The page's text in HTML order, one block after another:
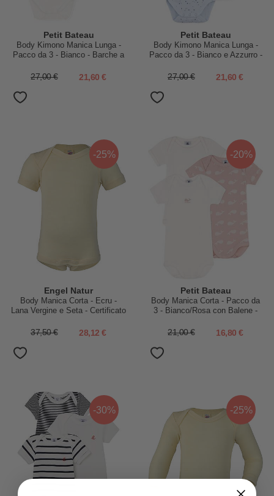
Petit Bateau
Body Kimono Manica Lunga -
Pacco da 3 - Bianco - Barche a
27,00 € 21,60 €
Petit Bateau
Body Kimono Manica Lunga -
Pacco da 3 - Bianco e Azzurro -
27,00 € 21,60 €
-25%
Engel Natur
Body Manica Corta - Ecru -
Lana Vergine e Seta - Certificato
37,50 € 28,12 €
-20%
Petit Bateau
Body Manica Corta - Pacco da
3 - Bianco/Rosa con Balene -
21,00 € 16,80 €
-30% -25%